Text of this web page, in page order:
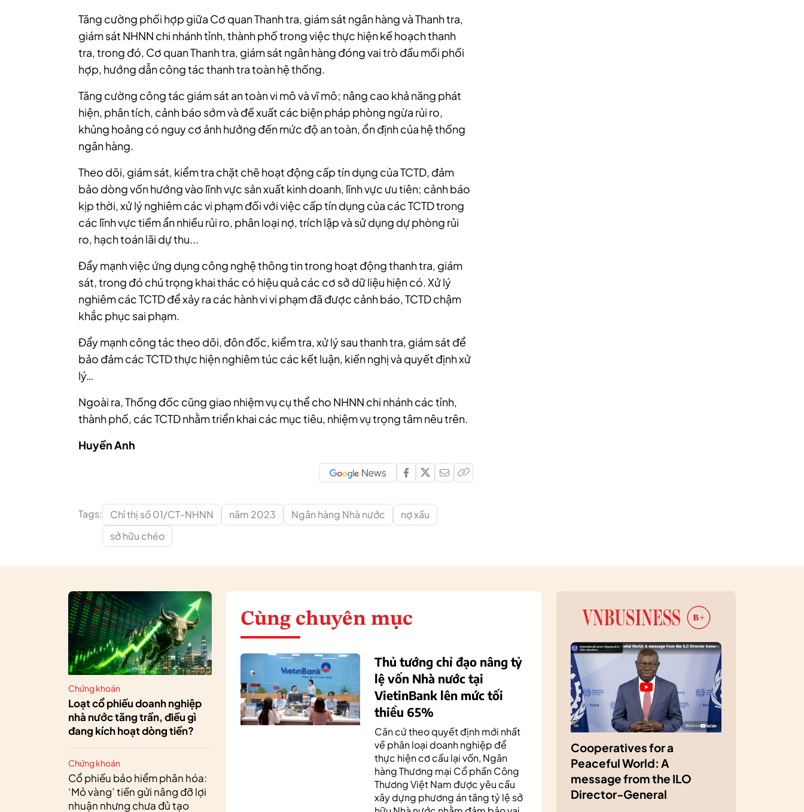
Tăng cường phối hợp giữa Cơ quan Thanh tra, giám sát ngân hàng và Thanh tra,
giám sát NHNN chi nhánh tỉnh, thành phố trong việc thực hiện kế hoạch thanh
tra, trong đó, Cơ quan Thanh tra, giám sát ngân hàng đóng vai trò đầu mối phối
hợp, hướng dẫn công tác thanh tra toàn hệ thống.
Tăng cường công tác giám sát an toàn vi mô và vĩ mô; nâng cao khả năng phát
hiện, phân tích, cảnh báo sớm và đề xuất các biện pháp phòng ngừa rủi ro,
khủng hoảng có nguy cơ ảnh hưởng đến mức độ an toàn, ổn định của hệ thống
ngân hàng.
Theo dõi, giám sát, kiểm tra chặt chẽ hoạt động cấp tín dụng của TCTD, đảm
bảo dòng vốn hướng vào lĩnh vực sản xuất kinh doanh, lĩnh vực ưu tiên; cảnh báo
kịp thời, xử lý nghiêm các vi phạm đối với việc cấp tín dụng của các TCTD trong
các lĩnh vực tiềm ẩn nhiều rủi ro, phân loại nợ, trích lập và sử dụng dự phòng rủi
ro, hạch toán lãi dự thu...
Đẩy mạnh việc ứng dụng công nghệ thông tin trong hoạt động thanh tra, giám
sát, trong đó chú trọng khai thác có hiệu quả các cơ sở dữ liệu hiện có. Xử lý
nghiêm các TCTD để xảy ra các hành vi vi phạm đã được cảnh báo, TCTD chậm
khắc phục sai phạm.
Đẩy mạnh công tác theo dõi, đôn đốc, kiểm tra, xử lý sau thanh tra, giám sát để
bảo đảm các TCTD thực hiện nghiêm túc các kết luận, kiến nghị và quyết định xử
lý…
Ngoài ra, Thống đốc cũng giao nhiệm vụ cụ thể cho NHNN chi nhánh các tỉnh,
thành phố, các TCTD nhằm triển khai các mục tiêu, nhiệm vụ trọng tâm nêu trên.
Huyền Anh
Tags: Chỉ thị số 01/CT-NHNN năm 2023 Ngân hàng Nhà nước
nợ xấu
sở hữu chéo
Chứng khoán
Loạt cổ phiếu doanh nghiệp
nhà nước tăng trần, điều gì
đang kích hoạt dòng tiền?
Chứng khoán
Cổ phiếu bảo hiểm phân hóa:
‘Mỏ vàng’ tiền gửi nâng đỡ lợi
nhuận nhưng chưa đủ tạo
Cùng chuyên mục
Thủ tướng chỉ đạo nâng tỷ
lệ vốn Nhà nước tại
VietinBank lên mức tối
thiểu 65%
Căn cứ theo quyết định mới nhất
về phân loại doanh nghiệp để
thực hiện cơ cấu lại vốn, Ngân
hàng Thương mại Cổ phần Công
Thương Việt Nam được yêu cầu
xây dựng phương án tăng tỷ lệ sở
Cooperatives for a
Peaceful World: A
message from the ILO
Director-General